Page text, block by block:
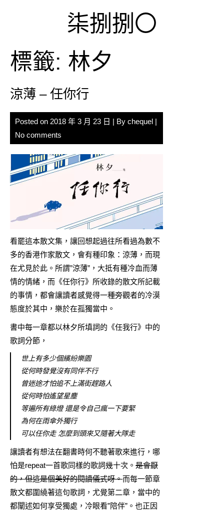
柒捌捌〇
標籤: 林夕
涼薄 – 任你行
Posted on 2018 年 3 月 23 日 | By chequel |
No comments
看罷這本散文集，讓回想起過往所看過為數不
多的香港作家散文，會有種印象：涼薄，而現
在尤見於此。所謂”涼薄”，大抵有種冷血而薄
情的情緒，而《任你行》所收錄的散文所記載
的事情，都會讓讀者感覺得一種旁觀者的冷漠
態度於其中，樂於在孤獨當中。
書中每一章都以林夕所填詞的《任我行》中的
歌詞分節，
世上有多少個繽紛樂園
從何時發覺沒有同伴不行
曾迷途才怕追不上滿街趕路人
從何時怕遙望星塵
等遍所有綠燈 還是令自己瘋一下要緊
為何在雨傘外獨行
可以任你走 怎麼到頭來又隨著大隊走
讓讀者有想法在翻書時何不聽著歌來進行，哪
怕是repeat一首歌同樣的歌詞幾十次。 是會厭
的，但這是個美好的閱讀儀式呀。而每一節章
散文都圍繞著這句歌詞，尤覺第二章，當中的
都闡述如何享受獨處，冷眼看”陪伴”。也正因